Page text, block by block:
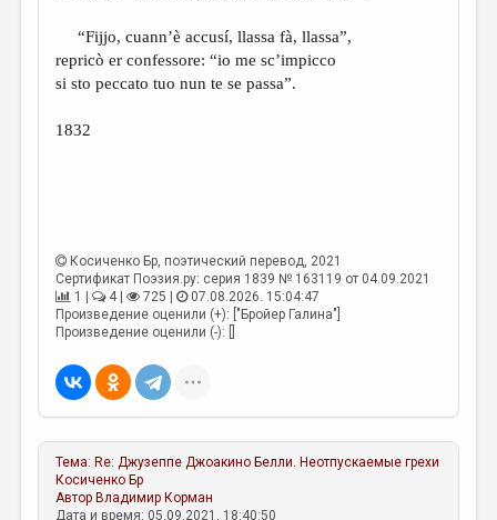
“Fijjo, cuann’è accusí, llassa fà, llassa”,
repricò er confessore: “io me sc’impicco
si sto peccato tuo nun te se passa”.
1832
Косиченко Бр, поэтический перевод, 2021
Сертификат Поэзия.ру: серия 1839 № 163119 от 04.09.2021
1 |
4 | 725 |
07.08.2026. 15:04:47
Произведение оценили (+): ["Бройер Галина"]
Произведение оценили (-): []
Тема: Re: Джузеппе Джоакино Белли. Неотпускаемые грехи
Косиченко Бр
Автор Владимир Корман
Дата и время: 05.09.2021, 18:40:50